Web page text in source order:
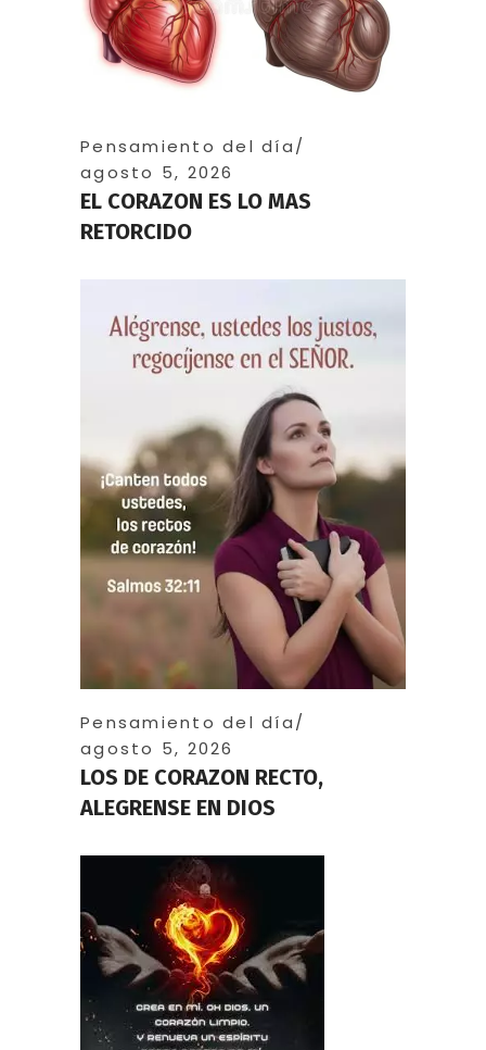
Pensamiento del día
agosto 5, 2026
EL CORAZON ES LO MAS
RETORCIDO
Pensamiento del día
agosto 5, 2026
LOS DE CORAZON RECTO,
ALEGRENSE EN DIOS